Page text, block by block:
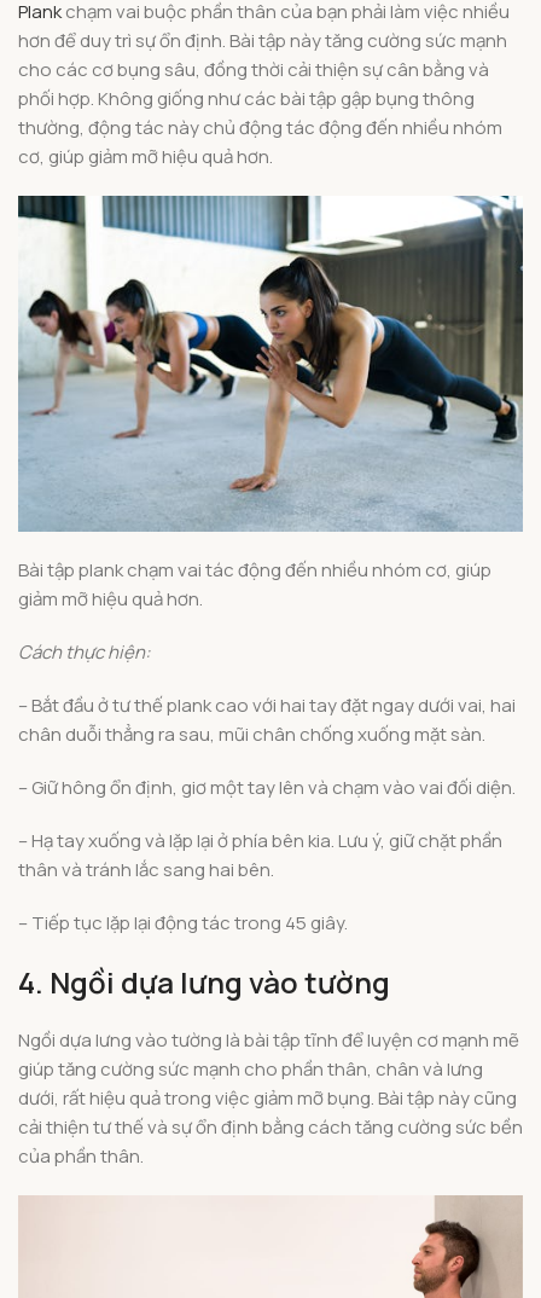
Plankchạm vai buộc phần thân của bạn phải làm việc nhiều
hơn để duy trì sự ổn định. Bài tập này tăng cường sức mạnh
cho các cơ bụng sâu, đồng thời cải thiện sự cân bằng và
phối hợp. Không giống như các bài tập gập bụng thông
thường, động tác này chủ động tác động đến nhiều nhóm
cơ, giúp giảm mỡ hiệu quả hơn.
Bài tập plank chạm vai tác động đến nhiều nhóm cơ, giúp
giảm mỡ hiệu quả hơn.
Cách thực hiện:
– Bắt đầu ở tư thế plank cao với hai tay đặt ngay dưới vai, hai
chân duỗi thẳng ra sau, mũi chân chống xuống mặt sàn.
– Giữ hông ổn định, giơ một tay lên và chạm vào vai đối diện.
– Hạ tay xuống và lặp lại ở phía bên kia. Lưu ý, giữ chặt phần
thân và tránh lắc sang hai bên.
– Tiếp tục lặp lại động tác trong 45 giây.
4. Ngồi dựa lưng vào tường
Ngồi dựa lưng vào tường là bài tập tĩnh để luyện cơ mạnh mẽ
giúp tăng cường sức mạnh cho phần thân, chân và lưng
dưới, rất hiệu quả trong việc giảm mỡ bụng. Bài tập này cũng
cải thiện tư thế và sự ổn định bằng cách tăng cường sức bền
của phần thân.